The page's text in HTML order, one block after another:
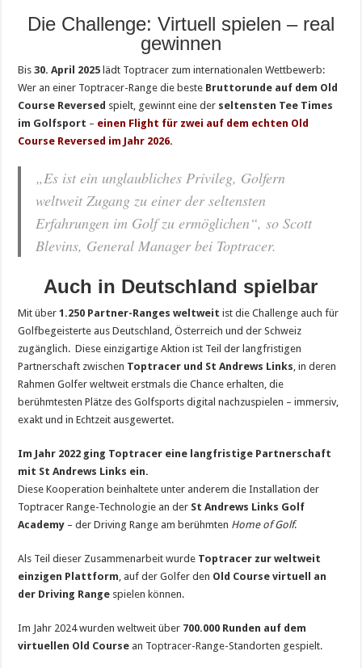
Die Challenge: Virtuell spielen – real
gewinnen
Bis 30. April 2025 lädt Toptracer zum internationalen Wettbewerb:
Wer an einer Toptracer-Range die beste Bruttorunde auf dem Old
Course Reversed spielt, gewinnt eine der seltensten Tee Times
im Golfsport – einen Flight für zwei auf dem echten Old
Course Reversed im Jahr 2026.
„Es ist ein unglaubliches Privileg, Golfern
weltweit Zugang zu einer der seltensten
Erfahrungen im Golf zu ermöglichen“, so Scott
Blevins, General Manager bei Toptracer.
Auch in Deutschland spielbar
Mit über1.250 Partner-Ranges weltweit ist die Challenge auch für
Golfbegeisterte aus Deutschland, Österreich und der Schweiz
zugänglich. Diese einzigartige Aktion ist Teil der langfristigen
Partnerschaft zwischen Toptracer und St Andrews Links, in deren
Rahmen Golfer weltweit erstmals die Chance erhalten, die
berühmtesten Plätze des Golfsports digital nachzuspielen – immersiv,
exakt und in Echtzeit ausgewertet.
Im Jahr 2022 ging Toptracer eine langfristige Partnerschaft
mit St Andrews Links ein.
Diese Kooperation beinhaltete unter anderem die Installation der
Toptracer Range-Technologie an der St Andrews Links Golf
Academy – der Driving Range am berühmten Home of Golf.
Als Teil dieser Zusammenarbeit wurde Toptracer zur weltweit
einzigen Plattform, auf der Golfer den Old Course virtuell an
der Driving Range spielen können.
Im Jahr 2024 wurden weltweit über 700.000 Runden auf dem
virtuellen Old Course an Toptracer-Range-Standorten gespielt.